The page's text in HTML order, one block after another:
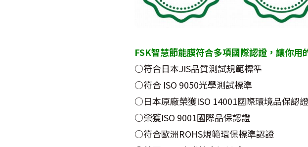
FSK智慧節能膜符合多項國際認證，讓你用
○符合日本JIS品質測試規範標準
○符合 ISO 9050光學測試標準
○日本原廠榮獲ISO 14001國際環境品保認證
○榮獲ISO 9001國際品保認證
○符合歐洲ROHS規範環保標準認證